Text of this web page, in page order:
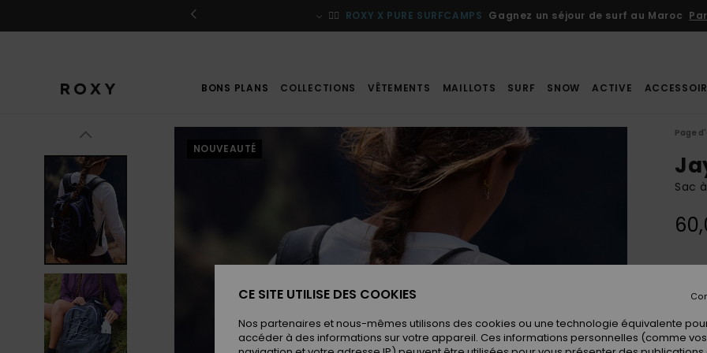
le
🏄‍♀️ ROXY X PURE SURFCAMPS Gagnez un séjour de surf au Maroc
BONS PLANS COLLECTIONS VÊTEMENTS MAILLOTS SURF SNOW ACTIVE
NOUVEAUTÉ
Page
Sac
CE SITE UTILISE DES COOKIES
Nos partenaires et nous-mêmes utilisons des cookies ou une technologie équivalente
accéder à des informations sur votre appareil. Ces informations personnelles (comme